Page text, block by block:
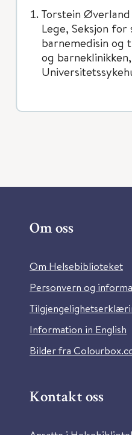
Torstein Øverland
Lege, Seksjon for
barnemedisin og
og
Om oss
Om Helsebiblioteket
Personvern og
Information in English
Bilder fra
Kontakt oss